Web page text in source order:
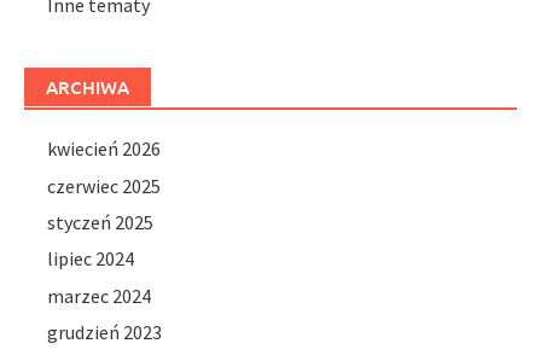
Inne tematy
ARCHIWA
kwiecień 2026
czerwiec 2025
styczeń 2025
lipiec 2024
marzec 2024
grudzień 2023